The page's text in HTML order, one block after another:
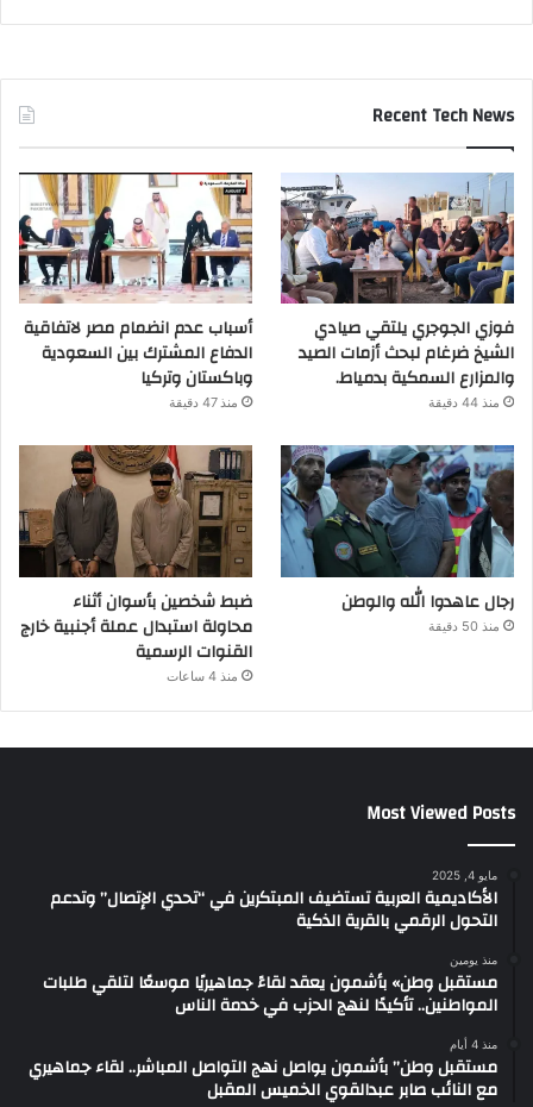
Recent Tech News
فوزي الجوجري يلتقي صيادي
الشيخ ضرغام لبحث أزمات الصيد
والمزارع السمكية بدمياط.
منذ 44 دقيقة
أسباب عدم انضمام مصر لاتفاقية
الدفاع المشترك بين السعودية
وباكستان وتركيا
منذ 47 دقيقة
رجال عاهدوا الله والوطن
منذ 50 دقيقة
ضبط شخصين بأسوان أثناء
محاولة استبدال عملة أجنبية خارج
القنوات الرسمية
منذ 4 ساعات
Most Viewed Posts
مايو 4, 2025
الأكاديمية العربية تستضيف المبتكرين في “تحدي الإتصال” وتدعم
التحول الرقمي بالقرية الذكية
منذ يومين
مستقبل وطن» بأشمون يعقد لقاءً جماهيريًا موسعًا لتلقي طلبات
المواطنين.. تأكيدًا لنهج الحزب في خدمة الناس
منذ 4 أيام
مستقبل وطن” بأشمون يواصل نهج التواصل المباشر.. لقاء جماهيري
مع النائب صابر عبدالقوي الخميس المقبل